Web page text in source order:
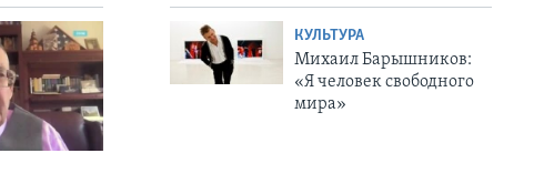
КУЛЬТУРА
Михаил Барышников:
«Я человек свободного
мира»